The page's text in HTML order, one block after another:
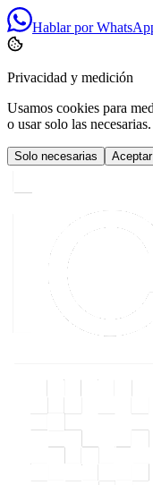
Hablar por
Privacidad y medición
Usamos cookies para
o usar solo las necesarias.
Solo necesarias